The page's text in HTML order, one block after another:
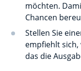
möchten.
Chancen
Stellen Sie
empfiehlt sich,
das die